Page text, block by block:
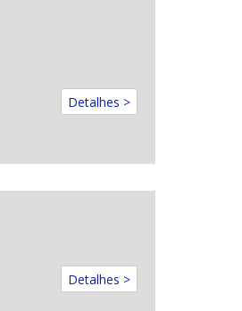
Detalhes >
Detalhes >